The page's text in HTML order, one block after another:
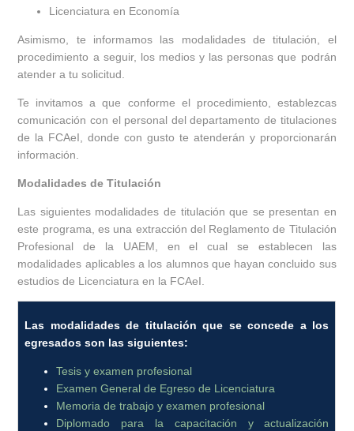
Licenciatura en Economía
Asimismo, te informamos las modalidades de titulación, el
procedimiento a seguir, los medios y las personas que podrán
atender a tu solicitud.
Te invitamos a que conforme el procedimiento, establezcas
comunicación con el personal del departamento de titulaciones
de la FCAeI, donde con gusto te atenderán y proporcionarán
información.
Modalidades de Titulación
Las siguientes modalidades de titulación que se presentan en
este programa, es una extracción del Reglamento de Titulación
Profesional de la UAEM, en el cual se establecen las
modalidades aplicables a los alumnos que hayan concluido sus
estudios de Licenciatura en la FCAeI.
Las modalidades de titulación que se concede a los
egresados son las siguientes:
Tesis y examen profesional
Examen General de Egreso de Licenciatura
Memoria de trabajo y examen profesional
Diplomado para la capacitación y actualización